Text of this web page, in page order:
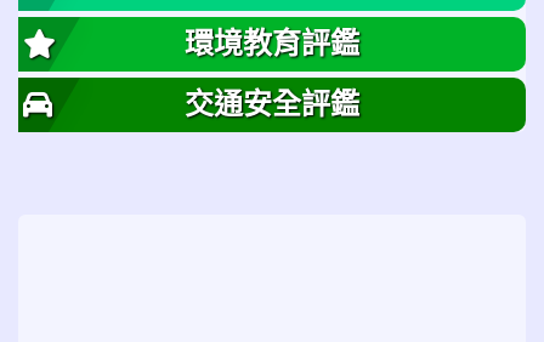
環境教育評鑑
交通安全評鑑